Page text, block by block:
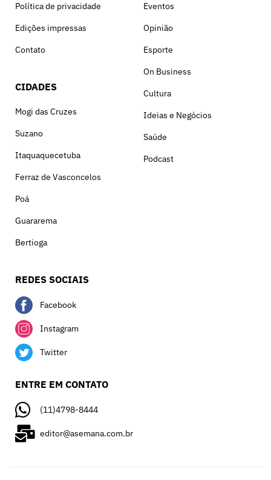
Política de privacidade
Edições impressas
Contato
CIDADES
Mogi das Cruzes
Suzano
Itaquaquecetuba
Ferraz de Vasconcelos
Poá
Guararema
Bertioga
Eventos
Opinião
Esporte
On Business
Cultura
Ideias e Negócios
Saúde
Podcast
REDES SOCIAIS
Facebook
Instagram
Twitter
ENTRE EM CONTATO
(11)4798-8444
editor@asemana.com.br